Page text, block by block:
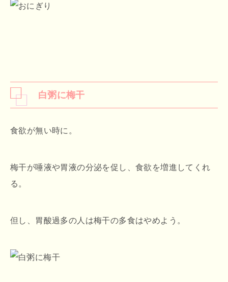
白粥に梅干
食欲が無い時に。
梅干が唾液や胃液の分泌を促し、食欲を増進してくれ
る。
但し、胃酸過多の人は梅干の多食はやめよう。